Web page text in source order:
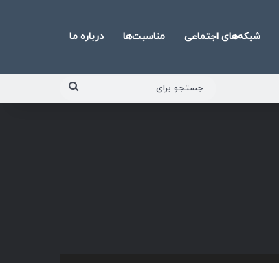
شبکه‌های اجتماعی مناسبت‌ها درباره ما